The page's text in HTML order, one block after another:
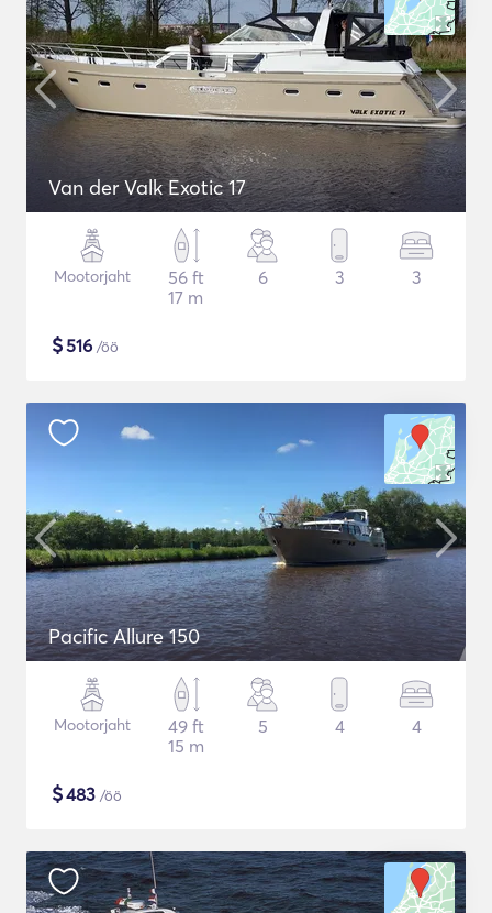
Van der Valk Exotic 17
Mootorjaht
56 ft
17 m
6 3 3
$516 /öö
Pacific Allure 150
Mootorjaht
49 ft
15 m
5 4 4
$483 /öö